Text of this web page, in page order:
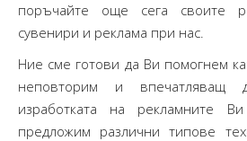
поръчайте още сега своите
сувенири и реклама при нас.
Ние сме готови да Ви помогнем
неповторим и
изработката на рекламните
предложим различни типове